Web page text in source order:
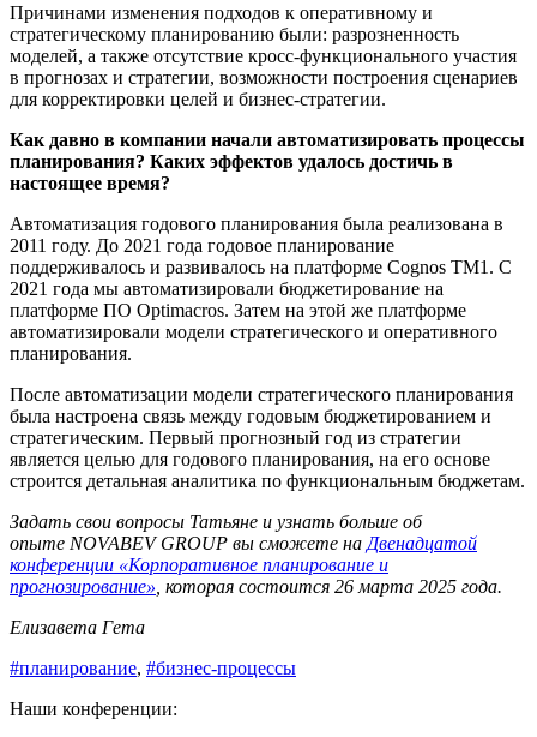
Причинами изменения подходов к оперативному и
стратегическому планированию были: разрозненность
моделей, а также отсутствие кросс-функционального участия
в прогнозах и стратегии, возможности построения сценариев
для корректировки целей и бизнес-стратегии.
Как давно в компании начали автоматизировать процессы
планирования? Каких эффектов удалось достичь в
настоящее время?
Автоматизация годового планирования была реализована в
2011 году. До 2021 года годовое планирование
поддерживалось и развивалось на платформе Cognos TM1. С
2021 года мы автоматизировали бюджетирование на
платформе ПО Optimacros. Затем на этой же платформе
автоматизировали модели стратегического и оперативного
планирования.
После автоматизации модели стратегического планирования
была настроена связь между годовым бюджетированием и
стратегическим. Первый прогнозный год из стратегии
является целью для годового планирования, на его основе
строится детальная аналитика по функциональным бюджетам.
Задать свои вопросы Татьяне и узнать больше об
опыте NOVABEV GROUP вы сможете на Двенадцатой
конференции «Корпоративное планирование и
прогнозирование» , которая состоится 26 марта 2025 года.
Елизавета Гета
#планирование, #бизнес-процессы
Наши конференции: